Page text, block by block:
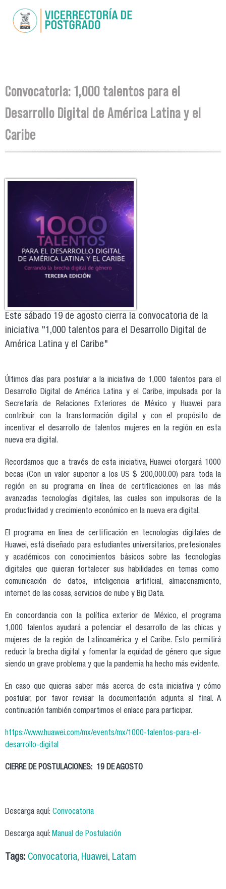
main
You are here
Convocatoria: 1,000 talentos para el
Desarrollo Digital de América Latina y el
Caribe
Este sábado 19 de agosto cierra la convocatoria de la
iniciativa "1,000 talentos para el Desarrollo Digital de
América Latina y el Caribe"
Últimos días para postular a la iniciativa de 1,000 talentos para el
Desarrollo Digital de América Latina y el Caribe, impulsada por la
Secretaría de Relaciones Exteriores de México y Huawei para
contribuir con la transformación digital y con el propósito de
incentivar el desarrollo de talentos mujeres en la región en esta
nueva era digital.
Recordamos que a través de esta iniciativa, Huawei otorgará 1000
becas (Con un valor superior a los US $ 200,000.00) para toda la
región en su programa en línea de certificaciones en las más
avanzadas tecnologías digitales, las cuales son impulsoras de la
productividad y crecimiento económico en la nueva era digital.
El programa en línea de certificación en tecnologías digitales de
Huawei, está diseñado para estudiantes universitarios, prefesionales
y académicos con conocimientos básicos sobre las tecnologías
digitales que quieran fortalecer sus habilidades en temas como
comunicación de datos, inteligencia artificial, almacenamiento,
internet de las cosas, servicios de nube y Big Data.
En concordancia con la política exterior de México, el programa
1,000 talentos ayudará a potenciar el desarrollo de las chicas y
mujeres de la región de Latinoamérica y el Caribe. Esto permitirá
reducir la brecha digital y fomentar la equidad de género que sigue
siendo un grave problema y que la pandemia ha hecho más evidente.
En caso que quieras saber más acerca de esta iniciativa y cómo
postular, por favor revisar la documentación adjunta al final. A
continuación también compartimos el enlace para participar.
https://www.huawei.com/mx/events/mx/1000-talentos-para-el-
desarrollo-digital
CIERRE DE POSTULACIONES: 19 DE AGOSTO
Descarga aquí: Convocatoria
Descarga aquí: Manual de Postulación
Tags: Convocatoria, Huawei, Latam